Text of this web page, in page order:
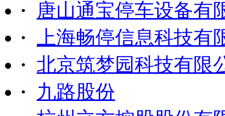
·
唐山通宝停车设备有
·
上海畅停信息科技有
· 北京筑梦园科技有限
·
九路股份